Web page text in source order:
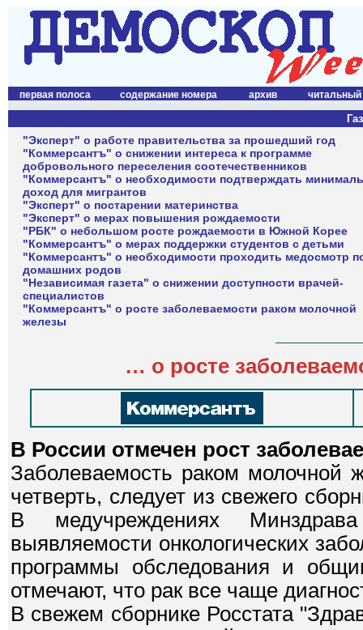
первая полоса содержание номера архив читальный
"Эксперт" о работе правительства за прошедший год
"Коммерсантъ" о снижении интереса к программе
добровольного переселения соотечественников
"Коммерсантъ" о необходимости подтверждать
доход для мигрантов
"Эксперт" о постарении материнства
"Эксперт" о мерах повышения рождаемости
"РБК" о небольшом росте рождаемости в Южной Корее
"Коммерсантъ" о мерах поддержки студентов с детьми
"Коммерсантъ" о необходимости проходить медосмотр
домашних родов
"Независимая газета" о снижении доступности врачей-
специалистов
"Коммерсантъ" о росте заболеваемости раком молочной
железы
… о росте
В России отмечен рост
Заболеваемость раком молочной
четверть, следует из свежего
В медучреждениях
выявляемости онкологических
программы обследования и
отмечают, что рак все чаще
В свежем сборнике Росстата